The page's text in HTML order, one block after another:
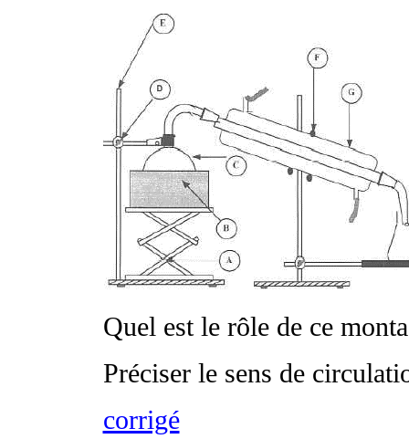
Quel est le rôle de ce
Préciser le sens de
corrigé